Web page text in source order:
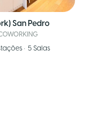
San Pedro
• 5 Salas